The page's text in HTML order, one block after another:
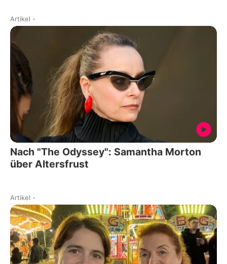
Artikel -
Nach "The Odyssey": Samantha Morton
über Altersfrust
Artikel -